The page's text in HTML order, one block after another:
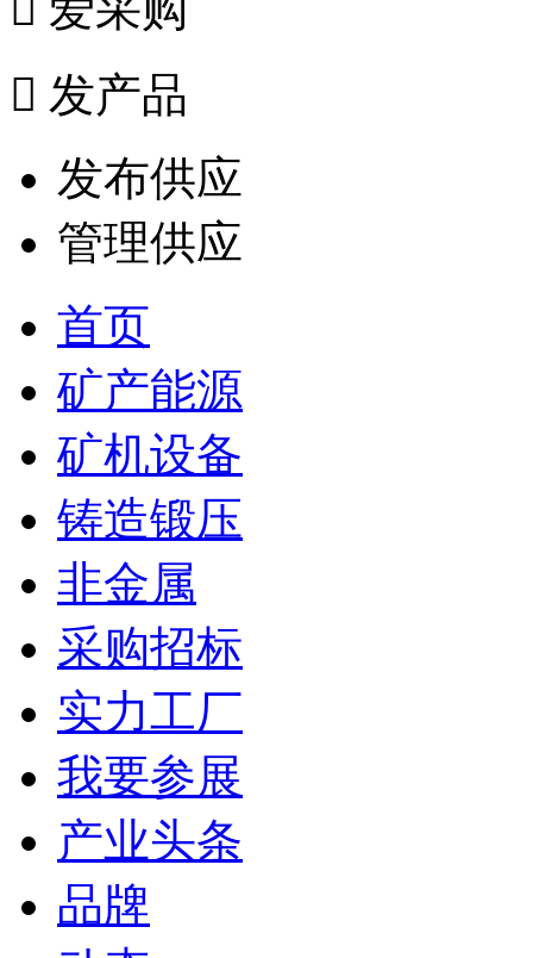
 发产品
发布供应
管理供应
首页
矿产能源
矿机设备
铸造锻压
非金属
采购招标
实力工厂
我要参展
产业头条
品牌